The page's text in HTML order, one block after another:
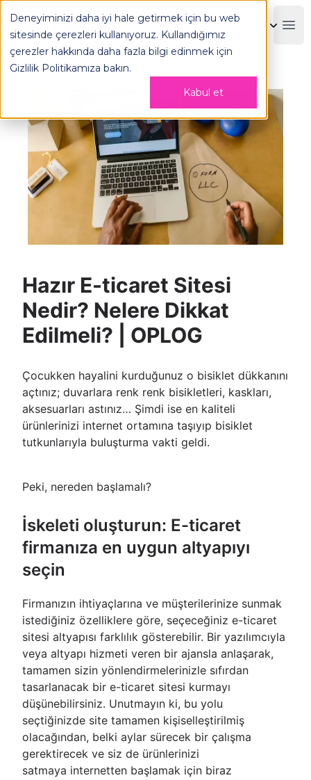
Deneyiminizi daha iyi hale getirmek için bu web
sitesinde çerezleri kullanıyoruz. Kullandığımız
çerezler hakkında daha fazla bilgi edinmek için
Gizlilik Politikamıza bakın.
Kabul et
OPLOG
Hazır E-ticaret Sitesi
Nedir? Nelere Dikkat
Edilmeli? | OPLOG
Çocukken hayalini kurduğunuz o bisiklet dükkanını
açtınız; duvarlara renk renk bisikletleri, kaskları,
aksesuarları astınız… Şimdi ise en kaliteli
ürünlerinizi internet ortamına taşıyıp bisiklet
tutkunlarıyla buluşturma vakti geldi.
Peki, nereden başlamalı?
İskeleti oluşturun: E-ticaret
firmanıza en uygun altyapıyı
seçin
Firmanızın ihtiyaçlarına ve müşterilerinize sunmak
istediğiniz özelliklere göre, seçeceğiniz e-ticaret
sitesi altyapısı farklılık gösterebilir. Bir yazılımcıyla
veya altyapı hizmeti veren bir ajansla anlaşarak,
tamamen sizin yönlendirmelerinizle sıfırdan
tasarlanacak bir e-ticaret sitesi kurmayı
düşünebilirsiniz. Unutmayın ki, bu yolu
seçtiğinizde site tamamen kişiselleştirilmiş
olacağından, belki aylar sürecek bir çalışma
gerektirecek ve siz de ürünlerinizi
satmaya internetten başlamak için biraz